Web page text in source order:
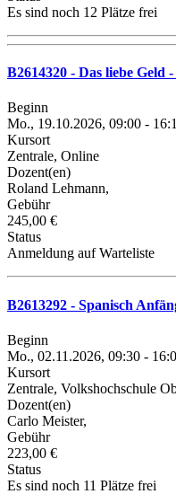
Es sind noch 12 Plätze frei
B2614320 - Das liebe Geld
Beginn
Mo., 19.10.2026, 09:00 -
Kursort
Zentrale, Online
Dozent(en)
Roland Lehmann,
Gebühr
245,00 €
Status
Anmeldung auf Warteliste
B2613292 - Spanisch
Beginn
Mo., 02.11.2026, 09:30 -
Kursort
Zentrale, Volkshochschule
Dozent(en)
Carlo Meister,
Gebühr
223,00 €
Status
Es sind noch 11 Plätze frei